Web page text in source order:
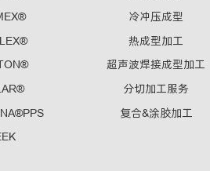
冷冲压成型
热成型加工
超声波焊接成型加工
分切加工服务
复合&涂胶加工